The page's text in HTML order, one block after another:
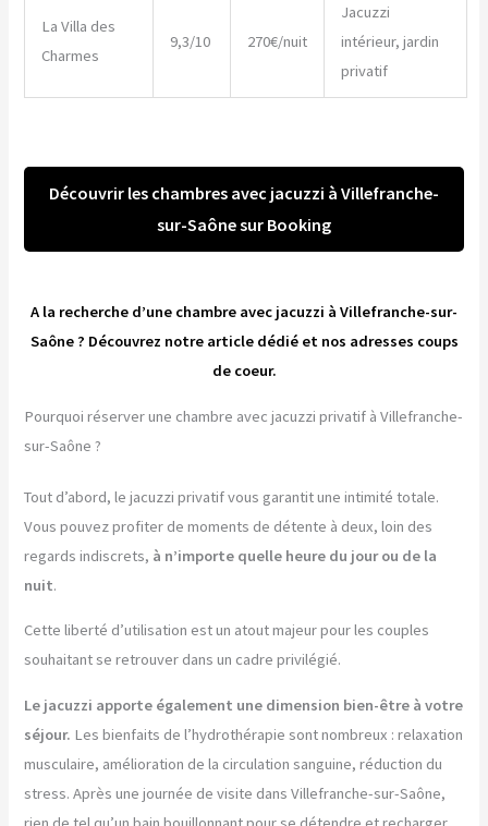
La Villa des
Charmes
9,3/10 270€/nuit
Jacuzzi
intérieur, jardin
privatif
Découvrir les chambres avec jacuzzi à Villefranche-
sur-Saône sur Booking
A la recherche d’une chambre avec jacuzzi à Villefranche-sur-
Saône ? Découvrez notre article dédié et nos adresses coups
de coeur.
Pourquoi réserver une chambre avec jacuzzi privatif à Villefranche-
sur-Saône ?
Tout d’abord, le jacuzzi privatif vous garantit une intimité totale.
Vous pouvez profiter de moments de détente à deux, loin des
regards indiscrets, à n’importe quelle heure du jour ou de la
nuit.
Cette liberté d’utilisation est un atout majeur pour les couples
souhaitant se retrouver dans un cadre privilégié.
Le jacuzzi apporte également une dimension bien-être à votre
séjour. Les bienfaits de l’hydrothérapie sont nombreux : relaxation
musculaire, amélioration de la circulation sanguine, réduction du
stress. Après une journée de visite dans Villefranche-sur-Saône,